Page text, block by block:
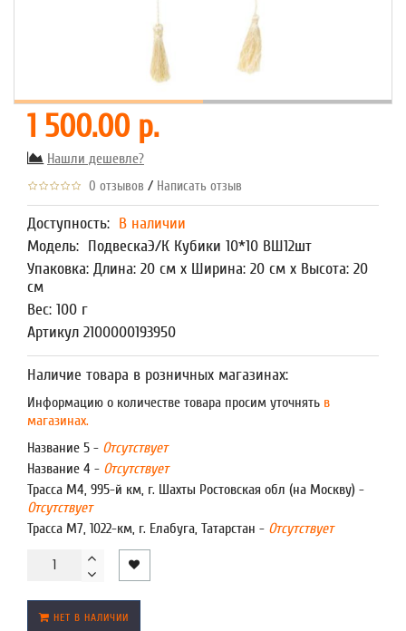
1 500.00 р.
Нашли дешевле?
0 отзывов / Написать отзыв
Доступность: В наличии
Модель: ПодвескаЭ/К Кубики 10*10 ВШ12шт
Упаковка: Длина: 20 см x Ширина: 20 см x Высота: 20
см
Вес: 100 г
Артикул 2100000193950
Наличие товара в розничных магазинах:
Информацию о количестве товара просим уточнять в
магазинах.
Название 5 - Отсутствует
Название 4 - Отсутствует
Трасса М4, 995-й км, г. Шахты Ростовская обл (на Москву) -
Отсутствует
Трасса М7, 1022-км, г. Елабуга, Татарстан - Отсутствует
НЕТ В НАЛИЧИИ